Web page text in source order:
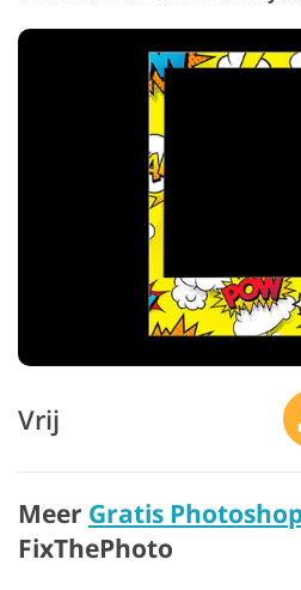
Vrij
Meer Gratis
FixThePhoto